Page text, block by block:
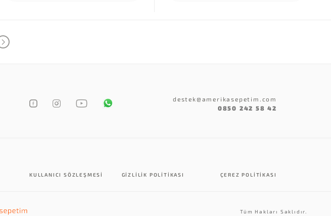
destek@amerikasepetim.com
0850 242 58 42
KULLANICI SÖZLEŞMESI GIZLILIK POLITIKASI ÇEREZ POLITIKASI
Tüm Hakları Saklıdır.